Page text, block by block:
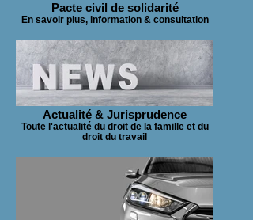
Pacte civil de solidarité
En savoir plus, information & consultation
Actualité & Jurisprudence
Toute l'actualité du droit de la famille et du
droit du travail